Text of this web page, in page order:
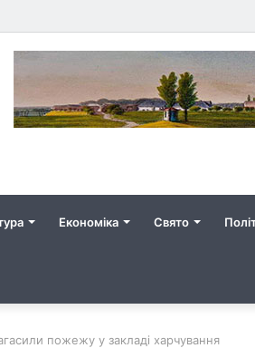
Економіка Свято
пожежу у закладі харчування